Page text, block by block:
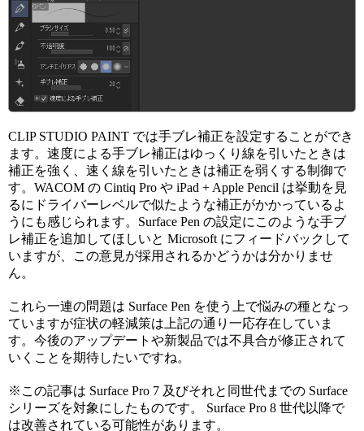
CLIP STUDIO PAINT では手ブレ補正を設定することができ
ます。速度による手ブレ補正はゆっくり線を引いたときは
補正を強く、速く線を引いたときは補正を弱くする制御で
す。WACOM の Cintiq Pro や iPad + Apple Pencil は挙動を見
るにドライバーレベルで似たような補正がかかっているよ
うにも感じられます。Surface Pen の設定にこのような手ブ
レ補正を追加してほしいと Microsoft にフィードバックして
いますが、この意見が採用されるかどうかは分かりませ
ん。
これら一連の問題は Surface Pen を使う上で悩みの種となっ
ていますが症状の軽減策は上記の通り一応存在していま
す。今後のアップデートや新製品では不具合が修正されて
いくことを期待したいですね。
※この記事は Surface Pro 7 及びそれと同世代までの Surface
シリーズを対象にしたものです。 Surface Pro 8 世代以降で
は改善されている可能性があります。